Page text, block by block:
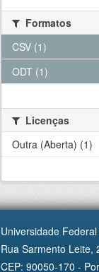
Formatos
CSV (1)
ODT (1)
Licenças
Outra (Aberta) (1)
Universidade
Rua Sarmento Leite,
CEP: 90050-170 -